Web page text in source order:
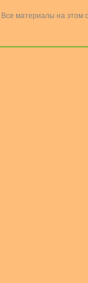
Все материалы на этом